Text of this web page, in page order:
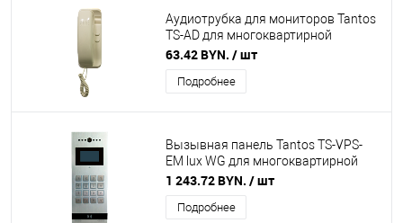
Аудиотрубка для мониторов Tantos
TS-AD для многоквартирной
системы
63.42 BYN. / шт
Подробнее
Вызывная панель Tantos TS-VPS-
EM lux WG для многоквартирной
системы
1 243.72 BYN. / шт
Подробнее